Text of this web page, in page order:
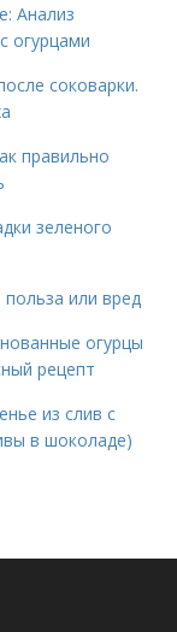
Анализ
огурцами
соковарки.
правильно
зеленого
или вред
огурцы
рецепт
из слив с
в шоколаде)